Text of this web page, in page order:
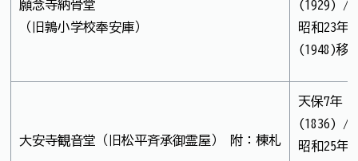
願念寺納骨堂
（旧鶉小学校奉安庫）
(1929) /
昭和23年
(1948)移
大安寺観音堂（旧松平斉承御霊屋） 附：棟札
天保7年
(1836) /
昭和25年